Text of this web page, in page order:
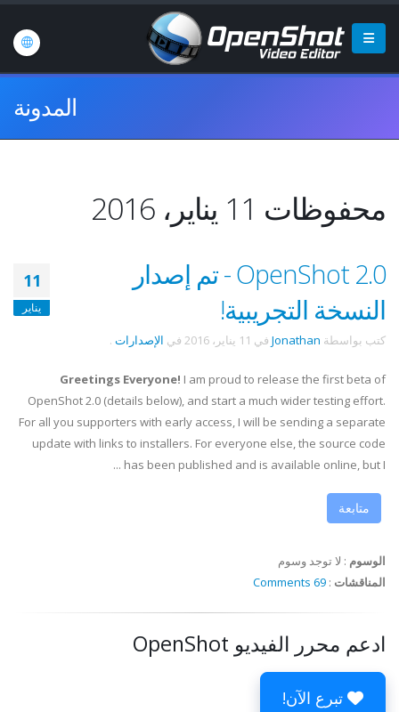
المدونة
محفوظات 11 يناير، 2016
11
يناير
OpenShot 2.0 - تم إصدار
النسخة التجريبية!
كتب بواسطة Jonathan في 11 يناير، 2016 في الإصدارات .
Greetings Everyone! I am proud to release the first beta of
OpenShot 2.0 (details below), and start a much wider testing effort.
For all you supporters with early access, I will be sending a separate
update with links to installers. For everyone else, the source code
has been published and is available online, but I ...
متابعة
الوسوم : لا توجد وسوم
المناقشات :
69 Comments
ادعم محرر الفيديو OpenShot
تبرع الآن!